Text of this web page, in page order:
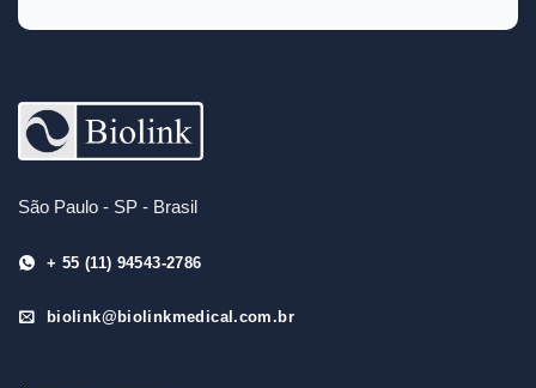
São Paulo - SP - Brasil
+ 55 (11) 94543-2786
biolink@biolinkmedical.com.br